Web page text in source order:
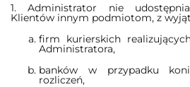
1. Administrator nie
Klientów innym podmiotom, z
firm kurierskich
Administratora,
banków w przypadku
rozliczeń,